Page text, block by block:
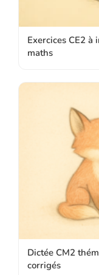
Exercices CE2
maths
Dictée CM2
corrigés